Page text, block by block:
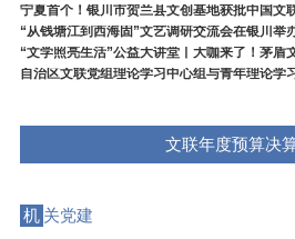
宁夏首个！银川市贺兰县文创基地获批中国文
“从钱塘江到西海固”文艺调研交流会在银川举
文联年度预算决
机 关党建